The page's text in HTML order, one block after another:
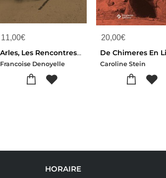
11,00€
Arles, Les Rencontres De La Photographie, Une Histoire Francaise
Francoise Denoyelle
20,00€
Caroline Stein
HORAIRE